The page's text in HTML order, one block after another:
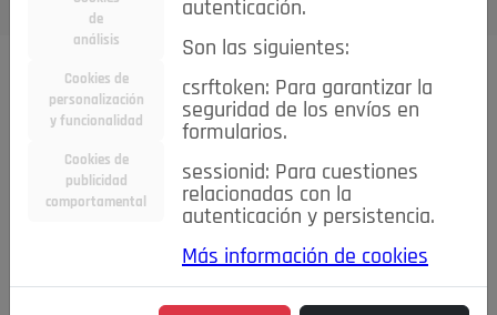
TODAS Deporte Bicicletas Deportes y Ocio
Electrodomésticos
Niños y Bebés Inmobiliaria Construcción y Reformas
Moda Accesorios Ropa Motor
Motor y Accesorios Motos Ocio
Cine, Libros y Música Coleccionismo Otros Otros
de
análisis
Cookies de
personalización
y funcionalidad
Cookies de
publicidad
comportamental
autenticación.
Son las siguientes:
csrftoken: Para garantizar la
seguridad de los envíos en
formularios.
sessionid: Para cuestiones
relacionadas con la
autenticación y persistencia.
Más información de cookies